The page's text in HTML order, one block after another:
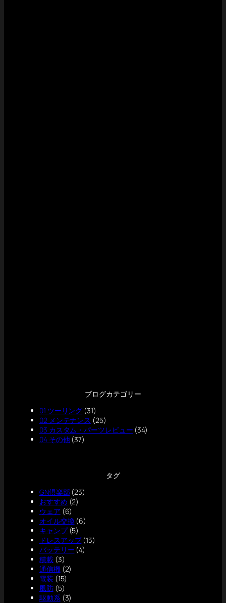
ブログカテゴリー
01 ツーリング (31)
02 メンテナンス (25)
03 カスタム・パーツレビュー (34)
04 その他(37)
タグ
GN倶楽部(23)
おすすめ (2)
ウェア (6)
オイル交換(6)
キャンプ(5)
ドレスアップ(13)
バッテリー (4)
積載(3)
通信機(2)
電装 (15)
風防(5)
駆動系 (3)